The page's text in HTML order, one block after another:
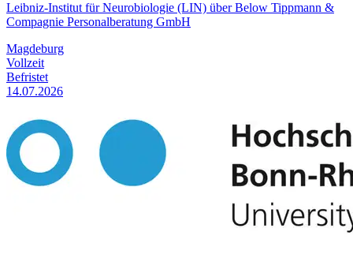
Leibniz-Institut für Neurobiologie (LIN) über Below Tippmann &
Compagnie Personalberatung GmbH
Magdeburg
Vollzeit
Befristet
14.07.2026